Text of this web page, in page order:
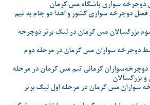
دوچرخه سواری باشگاه مس کرمان
فصل دوچرخه سواری کشور و اهدا دو جام به تیم
بزرگسالان مس کرمان در لیگ برتر دوچرخه
دوچرخه سواران مس کرمان در مرحله دوم
کرمانی تیم مس کرمان در مرحله
و بزرگسالان
سواران مس کرمان در مرحله اول لیگ برتر